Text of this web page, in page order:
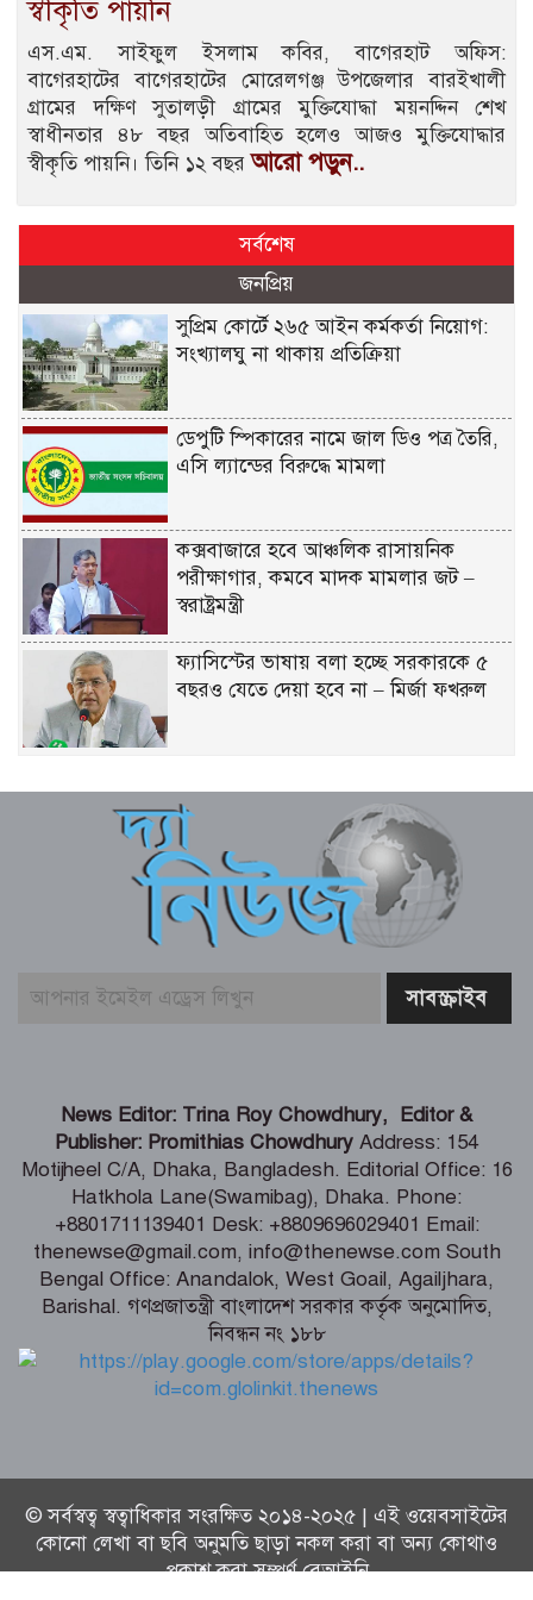
স্বীকৃতি পায়নি
এস.এম. সাইফুল ইসলাম কবির, বাগেরহাট অফিস:
বাগেরহাটের বাগেরহাটের মোরেলগঞ্জ উপজেলার বারইখালী
গ্রামের দক্ষিণ সুতালড়ী গ্রামের মুক্তিযোদ্ধা ময়নদ্দিন শেখ
স্বাধীনতার ৪৮ বছর অতিবাহিত হলেও আজও মুক্তিযোদ্ধার
স্বীকৃতি পায়নি। তিনি ১২ বছরআরো পড়ুন..
সর্বশেষ
জনপ্রিয়
সুপ্রিম কোর্টে ২৬৫ আইন কর্মকর্তা নিয়োগ:
সংখ্যালঘু না থাকায় প্রতিক্রিয়া
ডেপুটি স্পিকারের নামে জাল ডিও পত্র তৈরি,
এসি ল্যান্ডের বিরুদ্ধে মামলা
কক্সবাজারে হবে আঞ্চলিক রাসায়নিক
পরীক্ষাগার, কমবে মাদক মামলার জট –
স্বরাষ্ট্রমন্ত্রী
ফ্যাসিস্টের ভাষায় বলা হচ্ছে সরকারকে ৫
বছরও যেতে দেয়া হবে না – মির্জা ফখরুল
নেই; দাবি তথ্যমন্ত্রীর
বিএনপির নারী এমপিকে আইনি নোটিশ
পাঠালেন আসিফ মাহমুদ
আলোচিত কনটেন্ট ক্রিয়েটর রিপন মিয়া
বিনামূল্যে চ্যাটজিপিটি ব্যবহারকারীদের জন্য
বড় সুখবর
গণমাধ্যমের ওপর নিয়ন্ত্রণ নয়, প্রয়োজন
নিয়মতান্ত্রিক কাঠামো: তথ্য ও সম্প্রচারমন্ত্রী
টেকসই গণতন্ত্র প্রতিষ্ঠায় স্বাধীন ও শক্তিশালী
গণমাধ্যমের বিকল্প নেই -মির্জা ফখরুল
News Editor: Trina Roy Chowdhury, Editor &
Publisher: Promithias Chowdhury Address: 154
Motijheel C/A, Dhaka, Bangladesh. Editorial Office: 16
Hatkhola Lane(Swamibag), Dhaka. Phone:
+8801711139401 Desk: +8809696029401 Email:
thenewse@gmail.com, info@thenewse.com South
Bengal Office: Anandalok, West Goail, Agailjhara,
Barishal. গণপ্রজাতন্ত্রী বাংলাদেশ সরকার কর্তৃক অনুমোদিত,
নিবন্ধন নং ১৮৮
© সর্বস্বত্ব স্বত্বাধিকার সংরক্ষিত ২০১৪-২০২৫ | এই ওয়েবসাইটের
কোনো লেখা বা ছবি অনুমতি ছাড়া নকল করা বা অন্য কোথাও
প্রকাশ করা সম্পূর্ণ বেআইনি